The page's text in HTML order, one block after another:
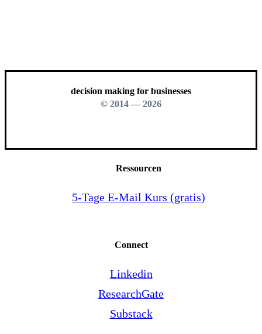
decision making for businesses
© 2014 — 2026
Ressourcen
5-Tage E-Mail Kurs (gratis)
Connect
Linkedin
ResearchGate
Substack